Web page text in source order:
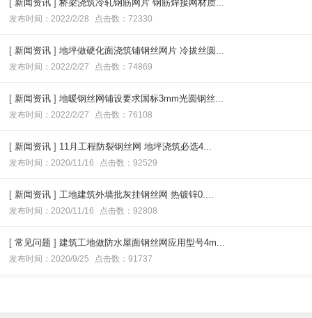
[ 新闻资讯 ] 桥梁浇筑冷轧钢筋网片 钢筋焊接网材质...
发布时间：2022/2/28 点击数：72330
[ 新闻资讯 ] 地坪做硬化面浇筑铺钢丝网片 冷拔丝圆...
发布时间：2022/2/27 点击数：74869
[ 新闻资讯 ] 地暖钢丝网铺设要求国标3mm光圆钢丝...
发布时间：2022/2/27 点击数：76108
[ 新闻资讯 ] 11月工程防裂钢丝网 地坪浇筑必选4...
发布时间：2020/11/16 点击数：92529
[ 新闻资讯 ] 工地建筑外墙批灰挂钢丝网 热镀锌0....
发布时间：2020/11/16 点击数：92808
[ 常见问题 ] 建筑工地做防水屋面钢丝网应用型号4m...
发布时间：2020/9/25 点击数：91737